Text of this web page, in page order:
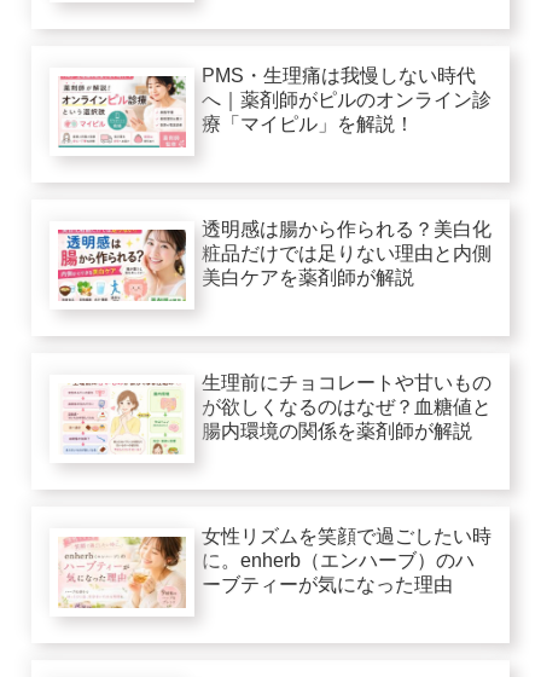
PMS・生理痛は我慢しない時代
へ｜薬剤師がピルのオンライン診
療「マイピル」を解説！
透明感は腸から作られる？美白化
粧品だけでは足りない理由と内側
美白ケアを薬剤師が解説
生理前にチョコレートや甘いもの
が欲しくなるのはなぜ？血糖値と
腸内環境の関係を薬剤師が解説
女性リズムを笑顔で過ごしたい時
に。enherb（エンハーブ）のハ
ーブティーが気になった理由